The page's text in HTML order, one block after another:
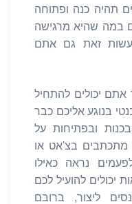
תהיה כנה ופתוחה
במה שהיא מרגישה
זאת גם אתם
יכולים להתחיל
בנוגע אליכם כבר
ובפתיחות על
מתכתבים בצ'אט או
נראה כאילו
יכולים להועיל לכם
ליצור, ברובם